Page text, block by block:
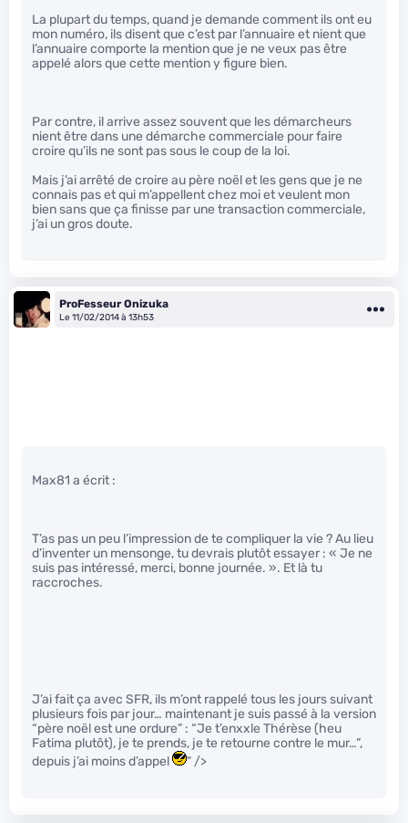
La plupart du temps, quand je demande comment ils ont eu
mon numéro, ils disent que c’est par l’annuaire et nient que
l’annuaire comporte la mention que je ne veux pas être
appelé alors que cette mention y figure bien.
Par contre, il arrive assez souvent que les démarcheurs
nient être dans une démarche commerciale pour faire
croire qu’ils ne sont pas sous le coup de la loi.
Mais j’ai arrêté de croire au père noël et les gens que je ne
connais pas et qui m’appellent chez moi et veulent mon
bien sans que ça finisse par une transaction commerciale,
j’ai un gros doute.
ProFesseur Onizuka
Le 11/02/2014 à 13h53
Max81 a écrit :
T’as pas un peu l’impression de te compliquer la vie ? Au lieu
d’inventer un mensonge, tu devrais plutôt essayer : « Je ne
suis pas intéressé, merci, bonne journée. ». Et là tu
raccroches.
J’ai fait ça avec SFR, ils m’ont rappelé tous les jours suivant
plusieurs fois par jour… maintenant je suis passé à la version
“père noël est une ordure” : “Je t’enxxle Thérèse (heu
Fatima plutôt), je te prends, je te retourne contre le mur…”,
depuis j’ai moins d’appel
" />